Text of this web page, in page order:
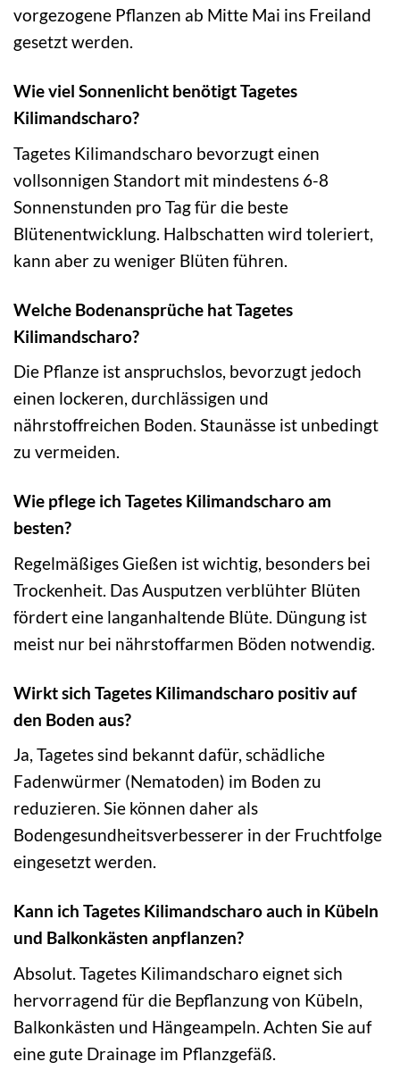
vorgezogene Pflanzen ab Mitte Mai ins Freiland
gesetzt werden.
Wie viel Sonnenlicht benötigt Tagetes
Kilimandscharo?
Tagetes Kilimandscharo bevorzugt einen
vollsonnigen Standort mit mindestens 6-8
Sonnenstunden pro Tag für die beste
Blütenentwicklung. Halbschatten wird toleriert,
kann aber zu weniger Blüten führen.
Welche Bodenansprüche hat Tagetes
Kilimandscharo?
Die Pflanze ist anspruchslos, bevorzugt jedoch
einen lockeren, durchlässigen und
nährstoffreichen Boden. Staunässe ist unbedingt
zu vermeiden.
Wie pflege ich Tagetes Kilimandscharo am
besten?
Regelmäßiges Gießen ist wichtig, besonders bei
Trockenheit. Das Ausputzen verblühter Blüten
fördert eine langanhaltende Blüte. Düngung ist
meist nur bei nährstoffarmen Böden notwendig.
Wirkt sich Tagetes Kilimandscharo positiv auf
den Boden aus?
Ja, Tagetes sind bekannt dafür, schädliche
Fadenwürmer (Nematoden) im Boden zu
reduzieren. Sie können daher als
Bodengesundheitsverbesserer in der Fruchtfolge
eingesetzt werden.
Kann ich Tagetes Kilimandscharo auch in Kübeln
und Balkonkästen anpflanzen?
Absolut. Tagetes Kilimandscharo eignet sich
hervorragend für die Bepflanzung von Kübeln,
Balkonkästen und Hängeampeln. Achten Sie auf
eine gute Drainage im Pflanzgefäß.